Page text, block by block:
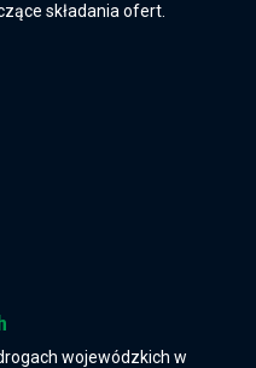
składania ofert.
wojewódzkich w